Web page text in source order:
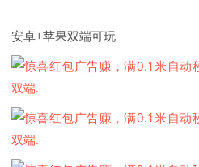
安卓+苹果双端可玩